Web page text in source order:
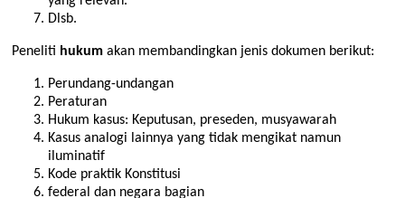
Dlsb.
Peneliti hukum akan membandingkan jenis dokumen berikut:
Perundang-undangan
Peraturan
Hukum kasus: Keputusan, preseden, musyawarah
Kasus analogi lainnya yang tidak mengikat namun
iluminatif
Kode praktik Konstitusi
federal dan negara bagian